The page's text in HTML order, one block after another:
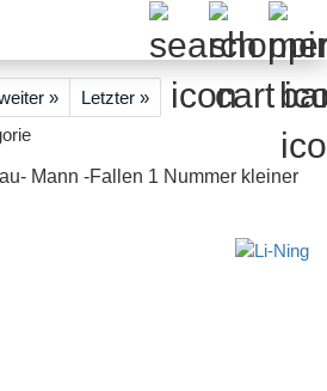
»
Letzter »
Mann -Fallen 1 Nummer kleiner